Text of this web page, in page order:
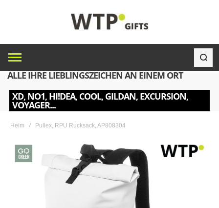
ALLE IHRE LIEBLINGSZEICHEN AN EINEM ORT
XD, NO1, HI!DEA, COOL, GILDAN, EXCURSION,
VOYAGER...
Heim Pullex, RPU Rucksack, AP808304
Skip
the